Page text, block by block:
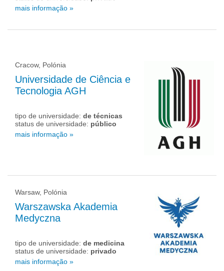
mais informação »
Cracow, Polónia
Universidade de Ciência e
Tecnologia AGH
tipo de universidade: de técnicas
status de universidade: público
mais informação »
Warsaw, Polónia
Warszawska Akademia
Medyczna
tipo de universidade: de medicina
status de universidade: privado
mais informação »